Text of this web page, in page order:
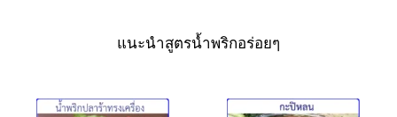
แนะนำสูตรน้ำพริกอร่อยๆ